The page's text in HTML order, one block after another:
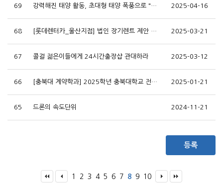
69 강력해진 태양 활동, 초대형 태양 폭풍으로 "지구 대재난 위기" 2025-04-16
68 [롯데렌터카_울산지점] 법인 장기렌트 제안 / 최저단가 프로모션 시행 2025-03-21
67 콜걸 젊은이들에게 24시간출장샵 관대하라 2025-03-12
66 [충북대 계약학과] 2025학년 충북대학교 전자정보공학과 중소/중견기업 재직자를 위한 석사 2025-01-21
65 드론의 속도단위 2024-11-21
등록
1 2 3 4 5 6 7 8 9 10